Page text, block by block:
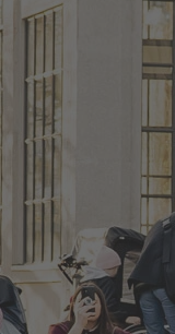
flatland BMX
movement,